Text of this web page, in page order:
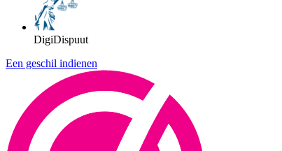
DigiDispuut
Een geschil indienen